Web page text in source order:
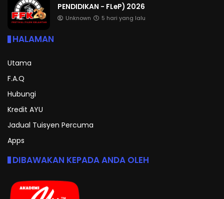
PENDIDIKAN - FLeP) 2026
Unknown 5 hari yang lalu
HALAMAN
Utama
F.A.Q
Hubungi
Kredit AYU
Jadual Tuisyen Percuma
Apps
DIBAWAKAN KEPADA ANDA OLEH